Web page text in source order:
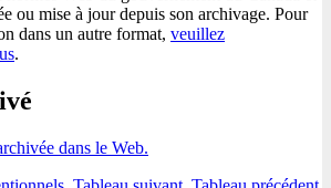
ou mise à jour depuis son archivage. Pour
dans un autre format, veuillez
.
dans le Web.